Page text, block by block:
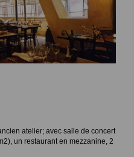
atelier; avec salle de concert
un restaurant en mezzanine, 2